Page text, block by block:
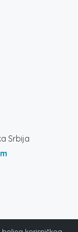
Srbija